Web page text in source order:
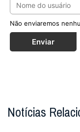
Não enviaremos
Enviar
Notícias